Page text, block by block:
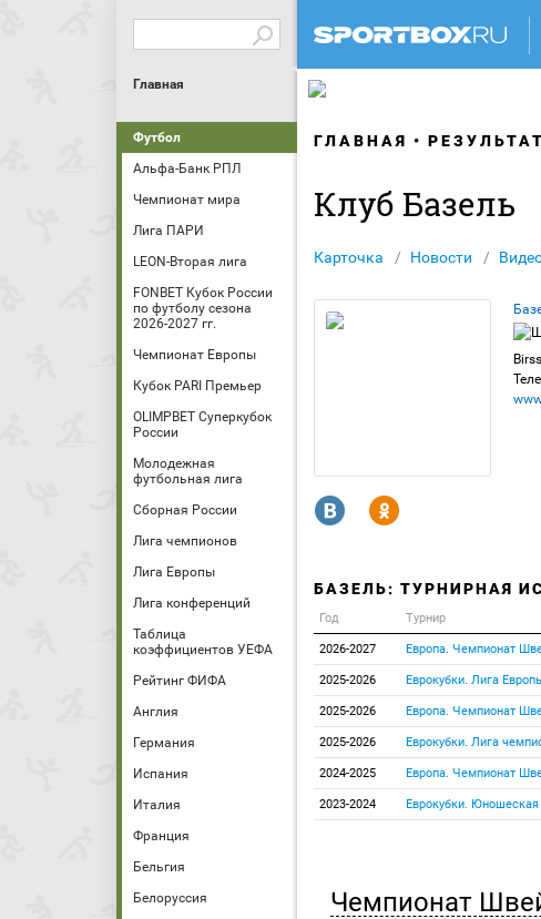
Главная
Футбол
Альфа-Банк РПЛ
Чемпионат мира
Лига ПАРИ
LEON-Вторая лига
FONBET Кубок России
по футболу сезона
2026-2027 гг.
Чемпионат Европы
Кубок PARI Премьер
OLIMPBET Суперкубок
России
Молодежная
футбольная лига
Сборная России
Лига чемпионов
Лига Европы
Лига конференций
Таблица
коэффициентов УЕФА
Рейтинг ФИФА
Англия
Германия
Испания
Италия
Франция
Бельгия
Белоруссия
ГЛАВНАЯ
Клуб Базель
Карточка Новости
R Y
БАЗЕЛЬ: ТУРНИРНАЯ
Год Турнир
2026-2027 Европа. Чемпионат
2025-2026 Еврокубки. Лига
2025-2026 Европа. Чемпионат
2025-2026 Еврокубки. Лига
2024-2025 Европа. Чемпионат
2023-2024 Еврокубки.
Чемпионат